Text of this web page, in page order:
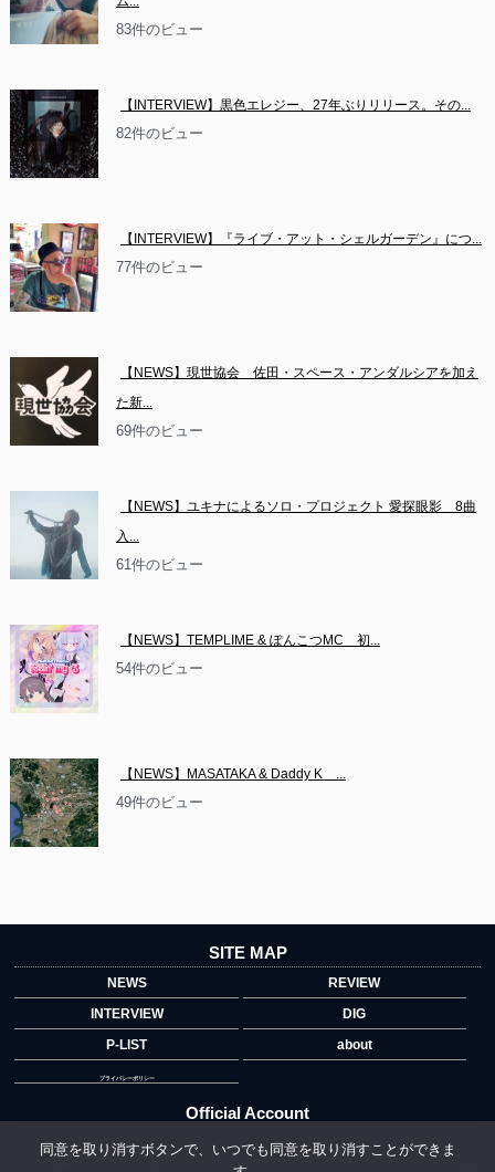
83件のビュー
【INTERVIEW】黒色エレジー、27年ぶりリリース。その...
82件のビュー
【INTERVIEW】『ライブ・アット・シェルガーデン』につ...
77件のビュー
【NEWS】現世協会　佐田・スペース・アンダルシアを加え
た新...
69件のビュー
【NEWS】ユキナによるソロ・プロジェクト 愛探眼影　8曲
入...
61件のビュー
【NEWS】TEMPLIME & ぽんこつMC　初...
54件のビュー
【NEWS】MASATAKA & Daddy K　...
49件のビュー
SITE MAP
NEWS
REVIEW
INTERVIEW
DIG
P-LIST
about
プライバシーポリシー
Official Account
同意を取り消すボタンで、いつでも同意を取り消すことができま